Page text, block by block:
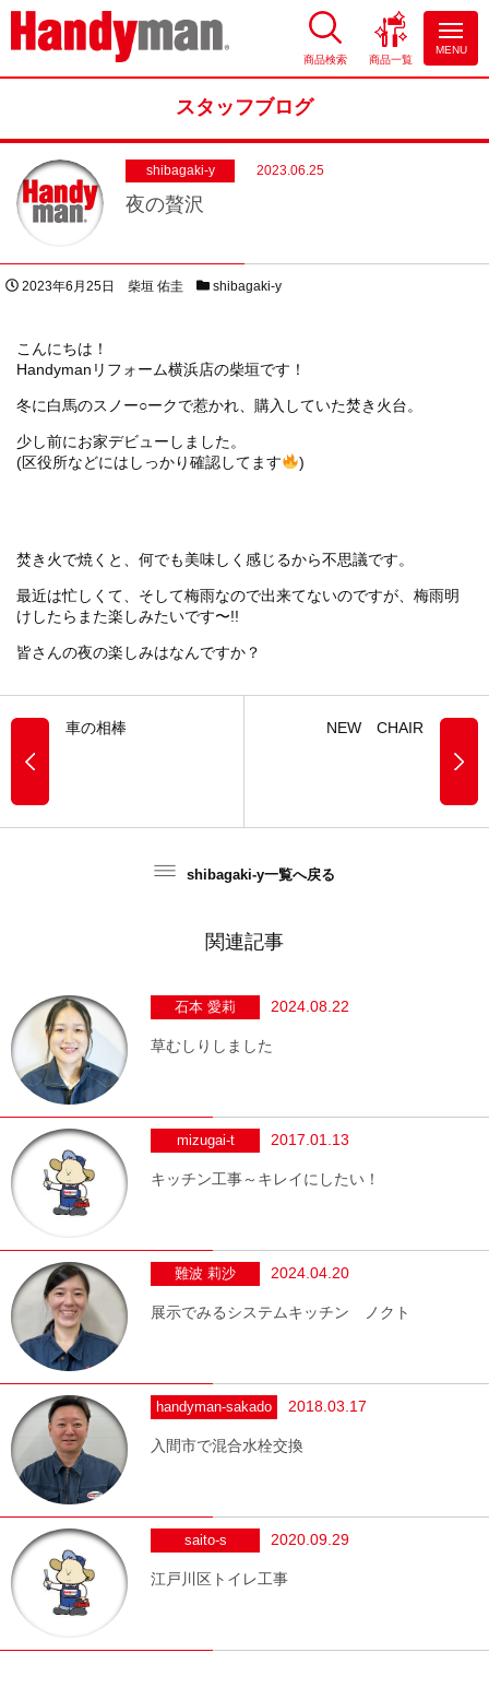
お風呂やキッチンのリフォーム
商品検索 商品一覧
MENU
スタッフブログ
shibagaki-y 2023.06.25
夜の贅沢
投稿日
2023年6月25日 著者
柴垣 佑圭 スタッフブログカテゴリー
shibagaki-y
こんにちは！
Handymanリフォーム横浜店の柴垣です！
冬に白馬のスノー○ークで惹かれ、購入していた焚き火台。
少し前にお家デビューしました。
(区役所などにはしっかり確認してます
)
焚き火で焼くと、何でも美味しく感じるから不思議です。
最近は忙しくて、そして梅雨なので出来てないのですが、梅雨明
けしたらまた楽しみたいです〜!!
皆さんの夜の楽しみはなんですか？
車の相棒 NEW CHAIR
shibagaki-y一覧へ戻る
関連記事
石本 愛莉 2024.08.22
草むしりしました
mizugai-t 2017.01.13
キッチン工事～キレイにしたい！
難波 莉沙 2024.04.20
展示でみるシステムキッチン ノクト
handyman-sakado 2018.03.17
入間市で混合水栓交換
saito-s 2020.09.29
江戸川区トイレ工事